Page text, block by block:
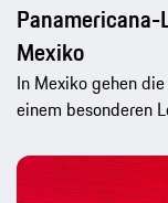
Mexiko
In Mexiko gehen
einem besonderen